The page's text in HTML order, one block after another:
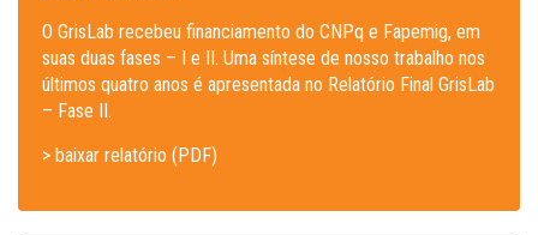
O GrisLab recebeu financiamento do CNPq e Fapemig, em
suas duas fases – I e II. Uma síntese de nosso trabalho nos
últimos quatro anos é apresentada no Relatório Final GrisLab
– Fase II.
> baixar relatório (PDF)